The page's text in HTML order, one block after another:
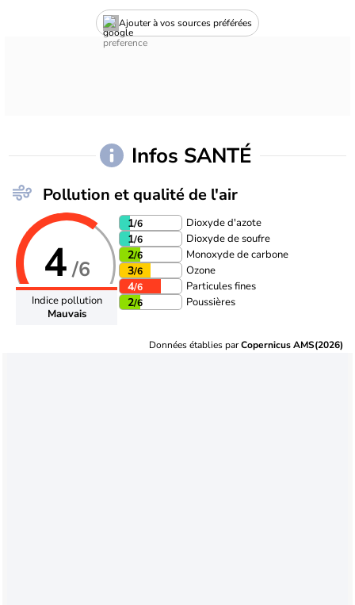
Ajouter à vos sources préférées
Infos SANTÉ
Pollution et qualité de l'air
4/6
Indice pollution
Mauvais
1/6 Dioxyde d'azote
1/6 Dioxyde de soufre
2/6 Monoxyde de carbone
3/6 Ozone
4/6 Particules fines
2/6 Poussières
Données établies parCopernicus AMS(2026)